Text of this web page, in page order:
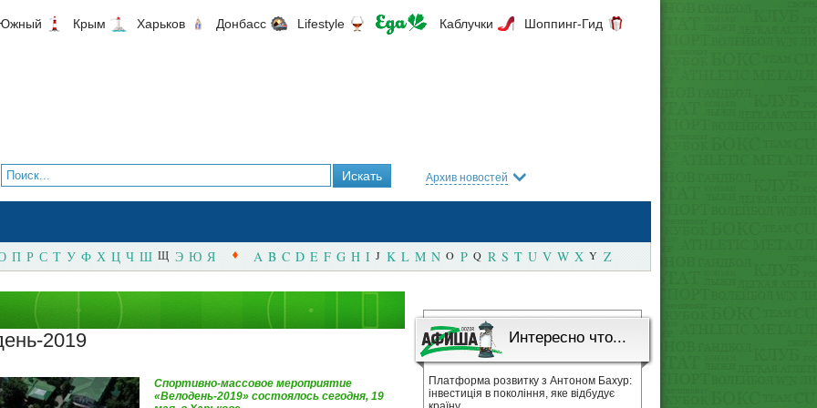
Крым Харьков Донбасс Lifestyle Каблучки Шоппинг-Гид
Архив новостей
П Р С Т У Ф Х Ц Ч Ш Щ Э Ю Я A B C D E F G H I J K L M N O P Q R S T U V W X Y Z
2019
Спортивно-массовое мероприятие
«Велодень-2019» состоялось сегодня, 19
Интересно что...
Платформа розвитку з Антоном Бахур:
інвестиція в покоління, яке відбудує